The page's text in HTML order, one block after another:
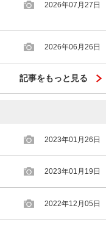
2026年07月27日
2026年06月26日
記事をもっと見る
2023年01月26日
2023年01月19日
2022年12月05日